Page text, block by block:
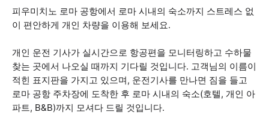
피우미치노 로마 공항에서 로마 시내의 숙소까지 스트레스 없
이 편안하게 개인 차량을 이용해 보세요.
개인 운전 기사가 실시간으로 항공편을 모니터링하고 수하물
찾는 곳에서 나오실 때까지 기다릴 것입니다. 고객님의 이름이
적힌 표지판을 가지고 있으며, 운전기사를 만나면 짐을 들고
로마 공항 주차장에 도착한 후 로마 시내의 숙소(호텔, 개인 아
파트, B&B)까지 모셔다 드릴 것입니다.